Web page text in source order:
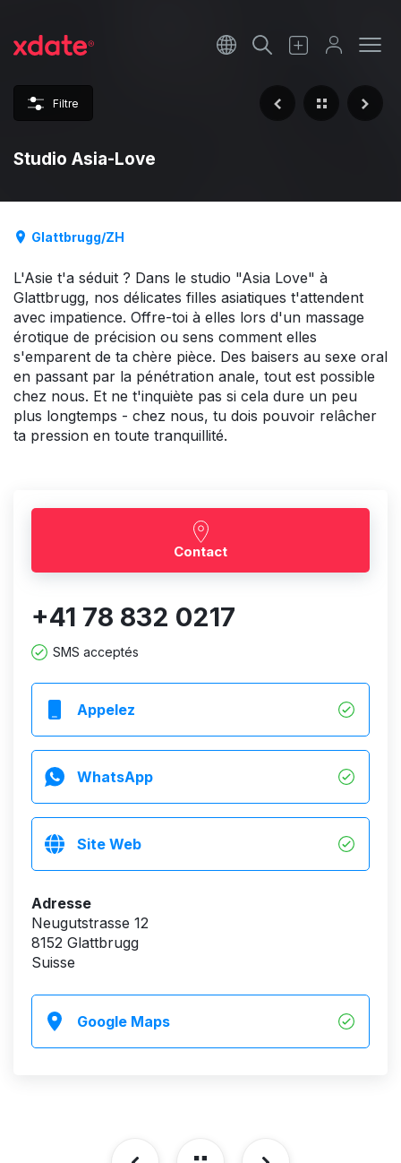
Filtre
Studio Asia-Love
Glattbrugg/ZH
L'Asie t'a séduit ? Dans le studio "Asia Love" à
Glattbrugg, nos délicates filles asiatiques t'attendent
avec impatience. Offre-toi à elles lors d'un massage
érotique de précision ou sens comment elles
s'emparent de ta chère pièce. Des baisers au sexe oral
en passant par la pénétration anale, tout est possible
chez nous. Et ne t'inquiète pas si cela dure un peu
plus longtemps - chez nous, tu dois pouvoir relâcher
ta pression en toute tranquillité.
Contact
+41 78 832 0217
SMS acceptés
Appelez
WhatsApp
Site Web
Adresse
Neugutstrasse 12
8152 Glattbrugg
Suisse
Google Maps